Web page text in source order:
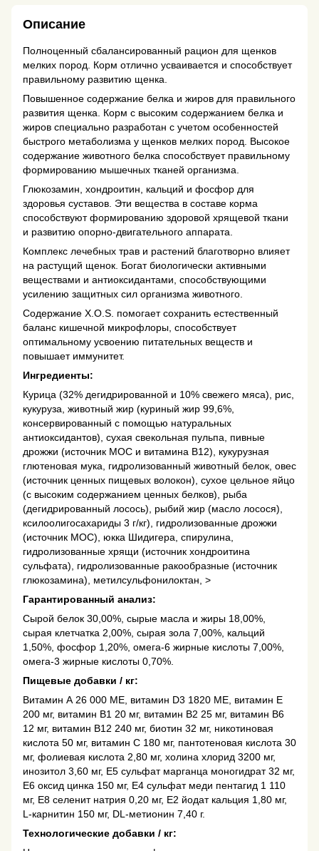
Описание
Полноценный сбалансированный рацион для щенков
мелких пород. Корм отлично усваивается и способствует
правильному развитию щенка.
Повышенное содержание белка и жиров для правильного
развития щенка. Корм с высоким содержанием белка и
жиров специально разработан с учетом особенностей
быстрого метаболизма у щенков мелких пород. Высокое
содержание животного белка способствует правильному
формированию мышечных тканей организма.
Глюкозамин, хондроитин, кальций и фосфор для
здоровья суставов. Эти вещества в составе корма
способствуют формированию здоровой хрящевой ткани
и развитию опорно-двигательного аппарата.
Комплекс лечебных трав и растений благотворно влияет
на растущий щенок. Богат биологически активными
веществами и антиоксидантами, способствующими
усилению защитных сил организма животного.
Содержание X.O.S. помогает сохранить естественный
баланс кишечной микрофлоры, способствует
оптимальному усвоению питательных веществ и
повышает иммунитет.
Ингредиенты:
Курица (32% дегидрированной и 10% свежего мяса), рис,
кукуруза, животный жир (куриный жир 99,6%,
консервированный с помощью натуральных
антиоксидантов), сухая свекольная пульпа, пивные
дрожжи (источник МОС и витамина B12), кукурузная
глютеновая мука, гидролизованный животный белок, овес
(источник ценных пищевых волокон), сухое цельное яйцо
(с высоким содержанием ценных белков), рыба
(дегидрированный лосось), рыбий жир (масло лосося),
ксилоолигосахариды 3 г/кг), гидролизованные дрожжи
(источник МОС), юкка Шидигера, спирулина,
гидролизованные хрящи (источник хондроитина
сульфата), гидролизованные ракообразные (источник
глюкозамина), метилсульфонилоктан, >
Гарантированный анализ:
Сырой белок 30,00%, сырые масла и жиры 18,00%,
сырая клетчатка 2,00%, сырая зола 7,00%, кальций
1,50%, фосфор 1,20%, омега-6 жирные кислоты 7,00%,
омега-3 жирные кислоты 0,70%.
Пищевые добавки / кг:
Витамин А 26 000 МЕ, витамин D3 1820 МЕ, витамин Е
200 мг, витамин В1 20 мг, витамин В2 25 мг, витамин В6
12 мг, витамин В12 240 мг, биотин 32 мг, никотиновая
кислота 50 мг, витамин С 180 мг, пантотеновая кислота 30
мг, фолиевая кислота 2,80 мг, холина хлорид 3200 мг,
инозитол 3,60 мг, Е5 сульфат марганца моногидрат 32 мг,
Е6 оксид цинка 150 мг, Е4 сульфат меди пентагид 1 110
мг, Е8 селенит натрия 0,20 мг, Е2 йодат кальция 1,80 мг,
L-карнитин 150 мг, DL-метионин 7,40 г.
Технологические добавки / кг: